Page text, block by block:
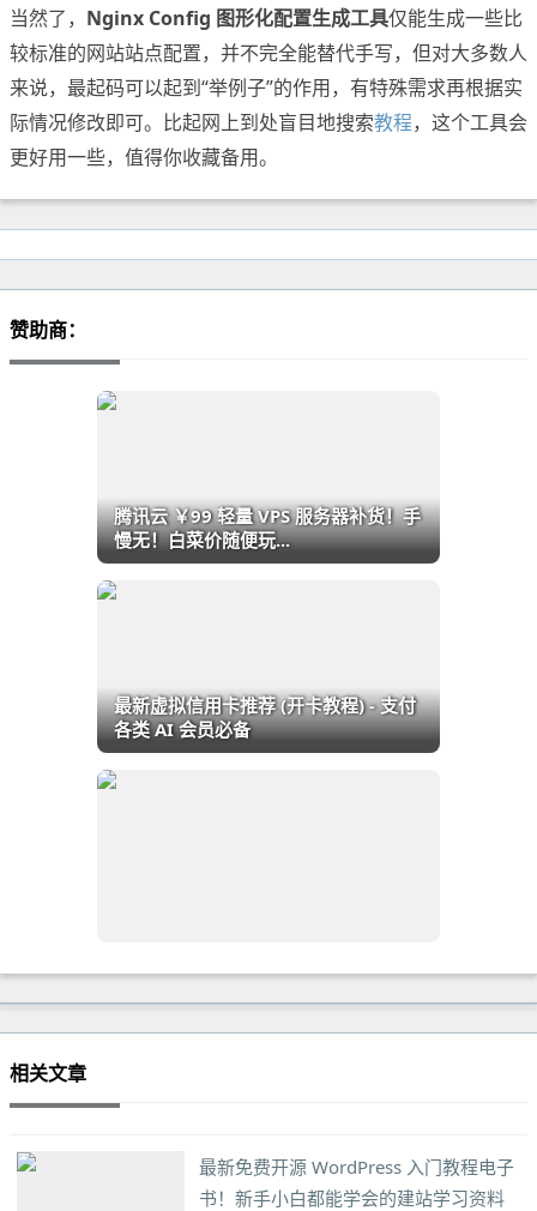
当然了， Nginx Config 图形化配置生成工具仅能生成一些比
较标准的网站站点配置，并不完全能替代手写，但对大多数人
来说，最起码可以起到“举例子”的作用，有特殊需求再根据实
际情况修改即可。比起网上到处盲目地搜索教程，这个工具会
更好用一些，值得你收藏备用。
赞助商：
腾讯云 ￥99 轻量 VPS 服务器补货！手
慢无！白菜价随便玩...
最新虚拟信用卡推荐 (开卡教程) - 支付
各类 AI 会员必备
相关文章
最新免费开源 WordPress 入门教程电子
书！新手小白都能学会的建站学习资料